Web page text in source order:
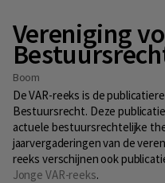
Vereniging
Boom
De VAR-reeks is de
Bestuursrecht. Deze
actuele bestuursrechtelijke
jaarvergaderingen van de
reeks verschijnen ook
Jonge VAR-reeks.